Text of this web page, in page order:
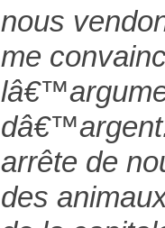
nous
me
arrête de
des